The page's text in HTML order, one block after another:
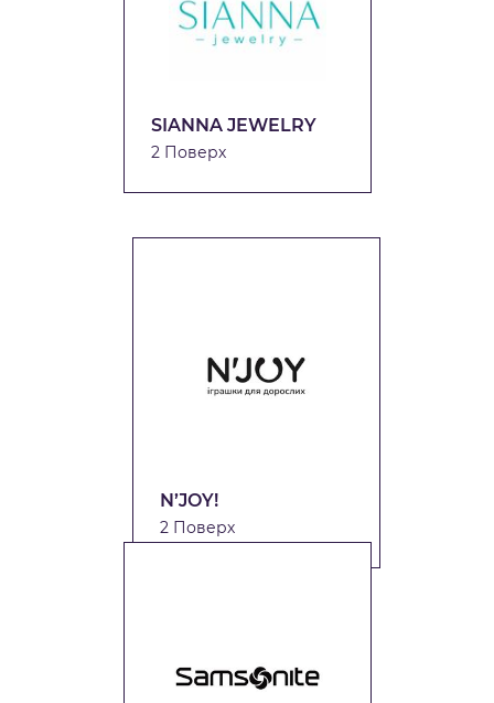
SIANNA JEWELRY
2 Поверх
N’JOY!
2 Поверх